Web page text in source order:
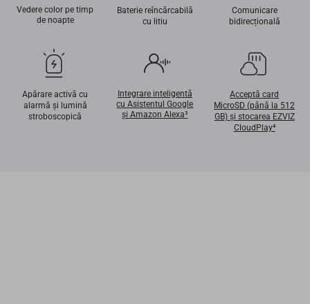
Vedere color pe timp
de noapte
Baterie reîncărcabilă
cu litiu
Comunicare
bidirecțională
Apărare activă cu
alarmă şi lumină
stroboscopică
Integrare inteligentă
cu Asistentul Google
şi Amazon Alexa³
Acceptă card
MicroSD (până la 512
GB) şi stocarea EZVIZ
CloudPlay⁴